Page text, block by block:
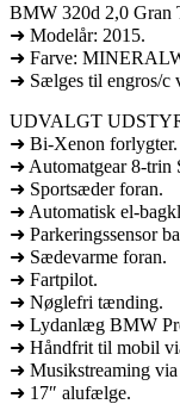
BMW 320d 2,0 Gran
➜ Modelår: 2015.
➜ Farve:
➜ Sælges til engros/c
UDVALGT
➜ Bi-Xenon forlygter.
➜ Automatgear 8-trin
➜ Sportsæder foran.
➜ Automatisk el-
➜ Parkeringssensor
➜ Sædevarme foran.
➜ Fartpilot.
➜ Nøglefri tænding.
➜ Lydanlæg BMW
➜ Håndfrit til mobil
➜ Musikstreaming via
➜ 17″ alufælge.